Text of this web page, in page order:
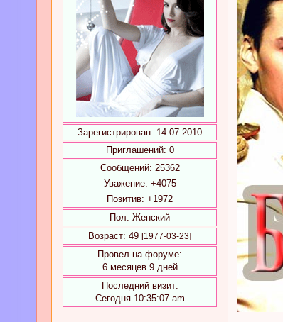
Зарегистрирован: 14.07.2010
Приглашений: 0
Сообщений: 25362
Уважение: +4075
Позитив: +1972
Пол: Женский
Возраст: 49 [1977-03-23]
Провел на форуме:
6 месяцев 9 дней
Последний визит:
Сегодня 10:35:07 am